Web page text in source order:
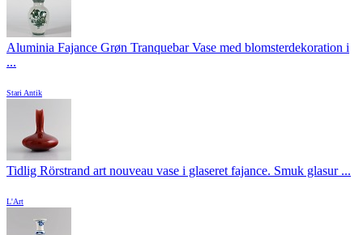
Aluminia Fajance Grøn Tranquebar Vase med blomsterdekoration i
...
Stari Antik
Tidlig Rörstrand art nouveau vase i glaseret fajance. Smuk glasur ...
L'Art